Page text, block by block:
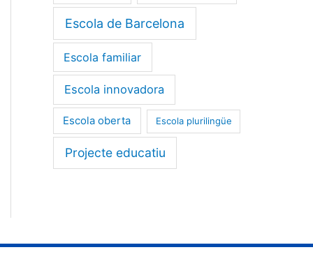
Escola de Barcelona
Escola familiar
Escola innovadora
Escola oberta Escola plurilingüe
Projecte educatiu